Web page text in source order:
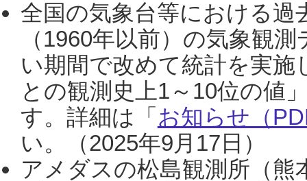
全国の気象台等における過
（1960年以前）の気象観
い期間で改めて統計を実
との観測史上1～10位の値
す。詳細は「 お知らせ（
い。（2025年9月17日）
アメダスの松島観測所（熊